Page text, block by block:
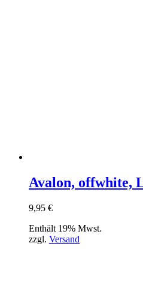
Avalon, offwhite,
9,95 €
Enthält 19% Mwst.
zzgl. Versand